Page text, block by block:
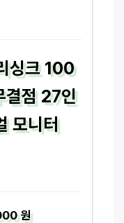
싱크 100
결점 27인
모니터
원